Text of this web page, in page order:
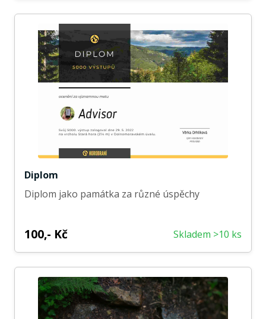
Diplom
Diplom jako památka za různé úspěchy
100,- Kč Skladem >10 ks